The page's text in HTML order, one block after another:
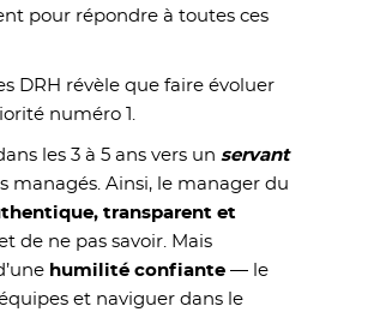
pour répondre à toutes ces
DRH révèle que faire évoluer
numéro 1.
les 3 à 5 ans vers unservant
managés. Ainsi, le manager du
transparent et
de ne pas savoir. Mais
humilité confiante — le
et naviguer dans le